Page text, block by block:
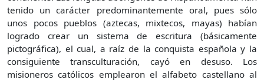
tenido un carácter predominantemente oral, pues sólo
unos pocos pueblos (aztecas, mixtecos, mayas) habían
logrado crear un sistema de escritura (básicamente
pictográfica), el cual, a raíz de la conquista española y la
consiguiente transculturación, cayó en desuso. Los
misioneros católicos emplearon el alfabeto castellano al